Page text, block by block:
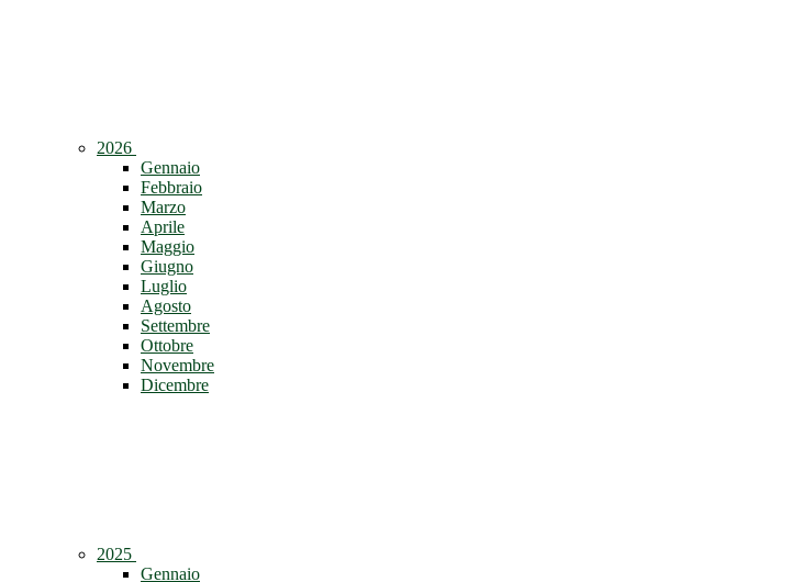
2026
Gennaio
Febbraio
Marzo
Aprile
Maggio
Giugno
Luglio
Agosto
Settembre
Ottobre
Novembre
Dicembre
2025
Gennaio